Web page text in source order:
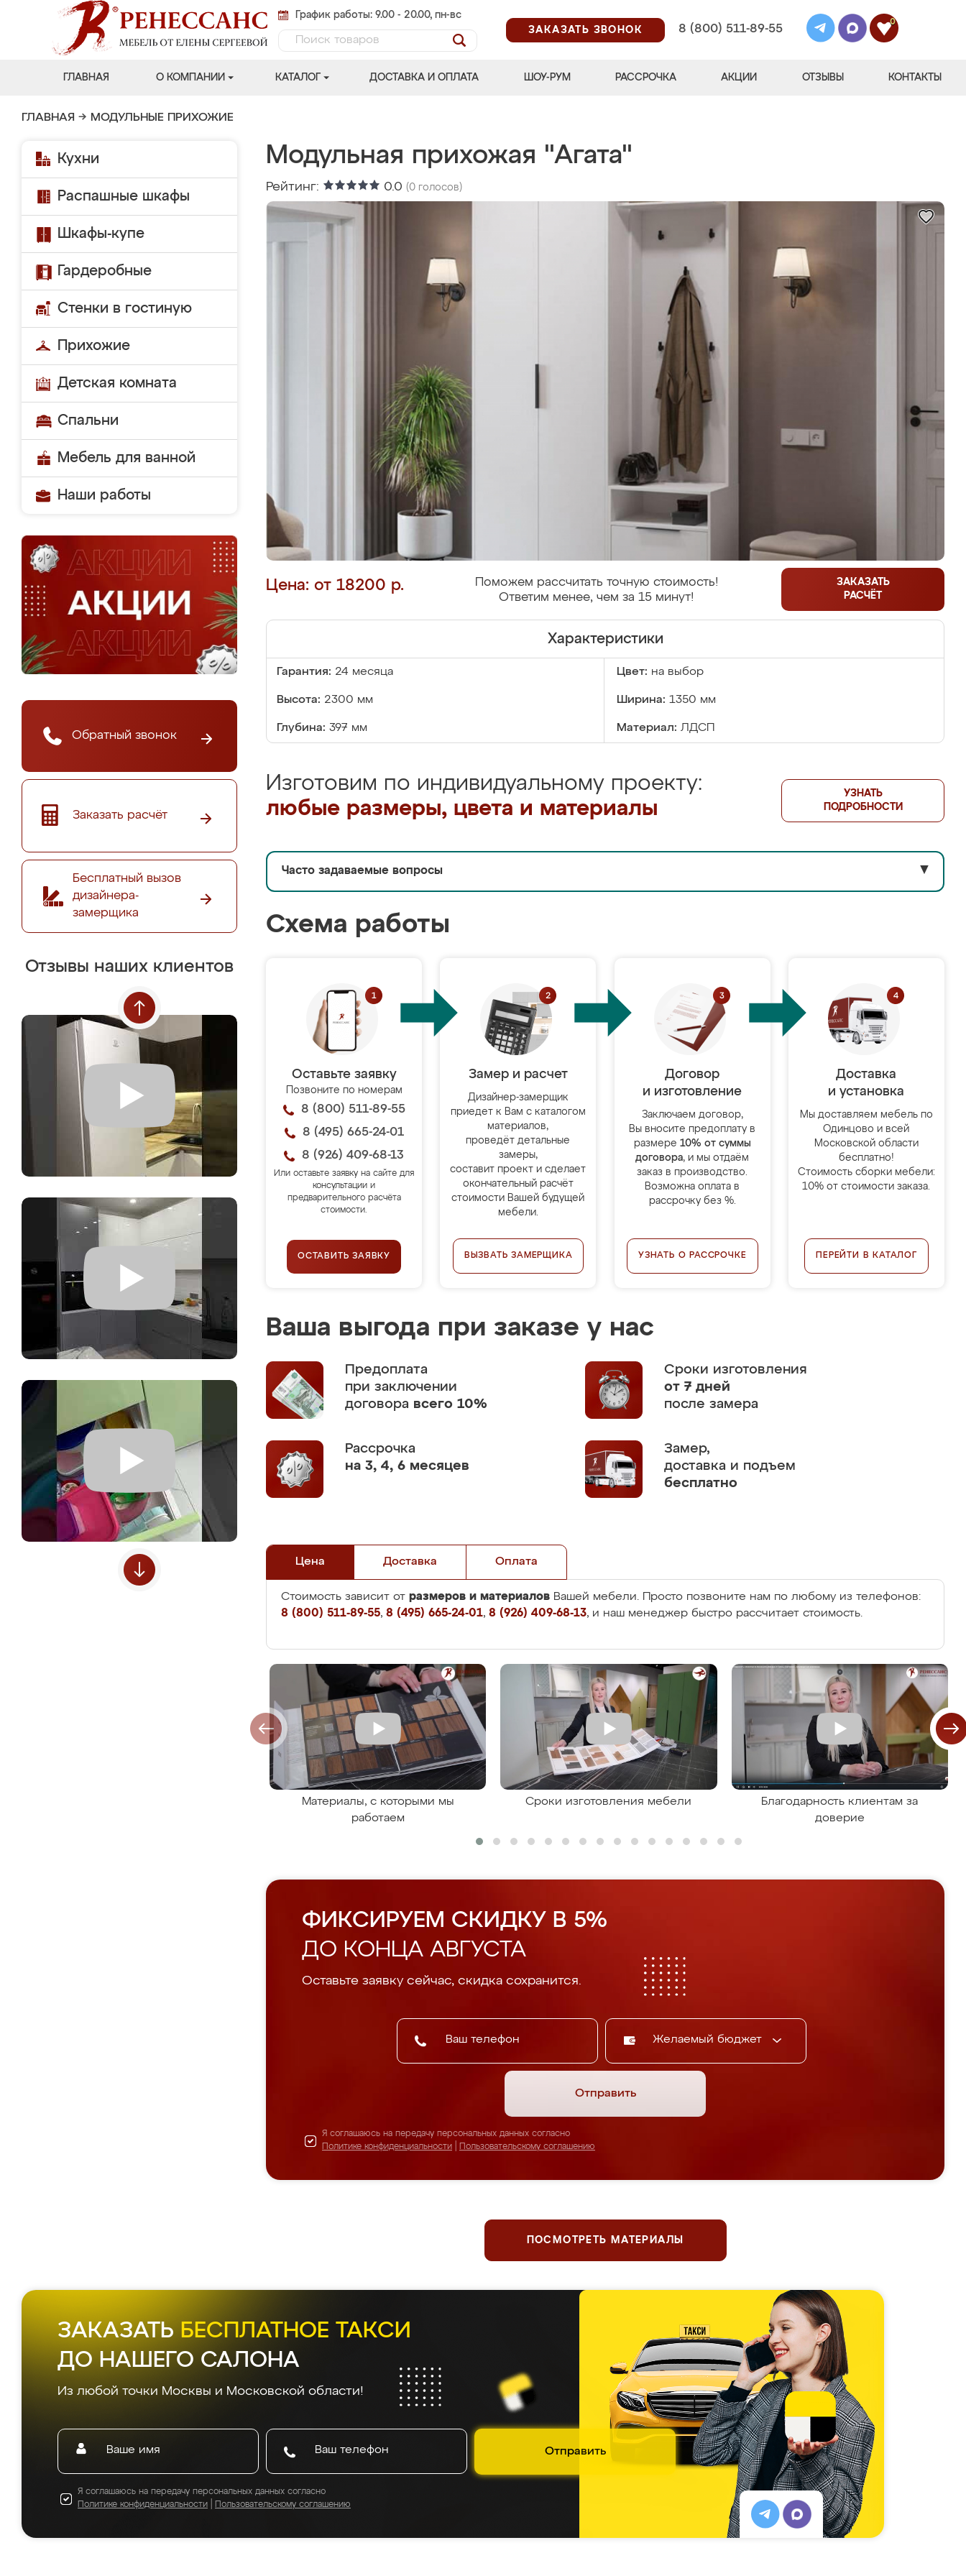
График работы: 9.00 - 20.00, пн-вс
ЗАКАЗАТЬ ЗВОНОК
8 (800) 511-89-55
0
ГЛАВНАЯ О КОМПАНИИ КАТАЛОГ ДОСТАВКА И ОПЛАТА ШОУ-РУМ РАССРОЧКА АКЦИИ ОТЗЫВЫ КОНТАКТЫ
ГЛАВНАЯ → МОДУЛЬНЫЕ ПРИХОЖИЕ
Кухни
Распашные шкафы
Шкафы-купе
Гардеробные
Стенки в гостиную
Прихожие
Детская комната
Спальни
Мебель для ванной
Наши работы
Обратный звонок
Заказать расчёт
Бесплатный вызов
дизайнера-
замерщика
Отзывы наших клиентов
Модульная прихожая "Агата"
Рейтинг: 0.0 (0 голосов)
Цена: от 18200 р.
Поможем рассчитать точную стоимость!
Ответим менее, чем за 15 минут!
ЗАКАЗАТЬ
РАСЧЁТ
Характеристики
Гарантия: 24 месяца Цвет: на выбор
Высота: 2300 мм Ширина: 1350 мм
Глубина: 397 мм Материал: ЛДСП
Изготовим по индивидуальному проекту:
любые размеры, цвета и материалы
УЗНАТЬ
ПОДРОБНОСТИ
Часто задаваемые вопросы ▼
Схема работы
Оставьте заявку
Позвоните по номерам
8 (800) 511-89-55
8 (495) 665-24-01
8 (926) 409-68-13
Или оставьте заявку на сайте для
консультации и
предварительного расчёта
стоимости.
ОСТАВИТЬ ЗАЯВКУ
Замер и расчет
Дизайнер-замерщик
приедет к Вам с каталогом
материалов,
проведёт детальные
замеры,
составит проект и сделает
окончательный расчёт
стоимости Вашей будущей
мебели.
ВЫЗВАТЬ ЗАМЕРЩИКА
Договор
и изготовление
Заключаем договор,
Вы вносите предоплату в
размере 10% от суммы
договора, и мы отдаём
заказ в производство.
Возможна оплата в
рассрочку без %.
УЗНАТЬ О РАССРОЧКЕ
Доставка
и установка
Мы доставляем мебель по
Одинцово и всей
Московской области
бесплатно!
Стоимость сборки мебели:
10% от стоимости заказа.
ПЕРЕЙТИ В КАТАЛОГ
Ваша выгода при заказе у нас
Предоплата
при заключении
договора всего 10%
Сроки изготовления
от 7 дней
после замера
Рассрочка
на 3, 4, 6 месяцев
Замер,
доставка и подъем
бесплатно
Цена Доставка Оплата
Стоимость зависит от размеров и материалов Вашей мебели. Просто позвоните нам по любому из телефонов:
8 (800) 511-89-55, 8 (495) 665-24-01, 8 (926) 409-68-13, и наш менеджер быстро рассчитает стоимость.
Материалы, с которыми мы
работаем
Сроки изготовления мебели
Благодарность клиентам за
доверие
ФИКСИРУЕМ СКИДКУ В 5%
ДО КОНЦА АВГУСТА
Оставьте заявку сейчас, скидка сохранится.
Желаемый бюджет
Отправить
Я соглашаюсь на передачу персональных данных согласно
Политике конфиденциальности
Пользовательскому соглашению
ПОСМОТРЕТЬ МАТЕРИАЛЫ
ЗАКАЗАТЬ БЕСПЛАТНОЕ ТАКСИ
ДО НАШЕГО САЛОНА
Из любой точки Москвы и Московской области!
Отправить
Я соглашаюсь на передачу персональных данных согласно
Политике конфиденциальности
Пользовательскому соглашению